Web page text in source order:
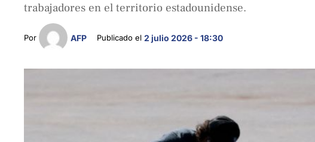
trabajadores en el territorio estadounidense.
Por AFP Publicado el 2 julio 2026 - 18:30